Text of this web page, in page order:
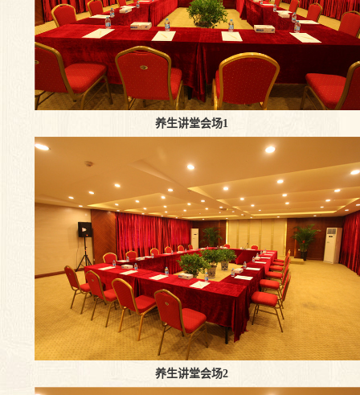
养生讲堂会场1
养生讲堂会场2